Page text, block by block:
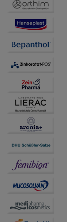
Drittseiten
Dritte wie
übertragen